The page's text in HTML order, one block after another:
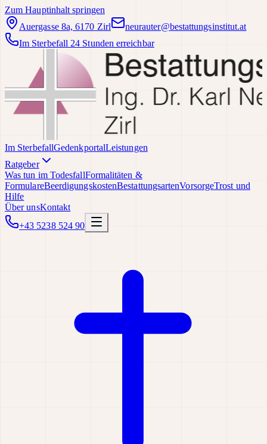
Zum Hauptinhalt springen
Auergasse 8a, 6170 Zirl
neurauter@bestattungsinstitut.at
Im Sterbefall 24 Stunden erreichbar
Im SterbefallGedenkportalLeistungen
Ratgeber
Was tun im TodesfallFormalitäten &
FormulareBeerdigungskostenBestattungsartenVorsorgeTrost und
Hilfe
Über unsKontakt
+43 5238 524 90